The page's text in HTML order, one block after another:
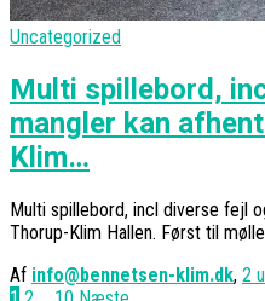
Uncategorized
Multi spillebord,
mangler kan
Klim…
Multi spillebord, incl diverse fejl
Thorup-Klim Hallen. Først til
Af info@bennetsen-klim.dk, 2